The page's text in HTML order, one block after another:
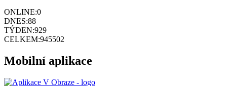
ONLINE:0
DNES:88
TÝDEN:929
CELKEM:945502
Mobilní aplikace